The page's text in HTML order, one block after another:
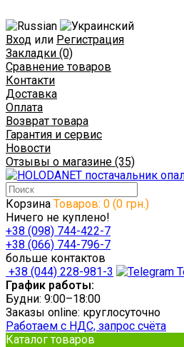
Вход или Регистрация
Закладки (0)
Сравнение товаров
Контакти
Доставка
Оплата
Возврат товара
Гарантия и сервис
Новости
Отзывы о магазине (35)
Корзина Товаров: 0 (0 грн.)
Ничего не куплено!
+38 (098) 744-422-7
+38 (066) 744-796-7
больше контактов
+38 (044) 228-981-3
График работы:
Будни: 9:00–18:00
Заказы online: круглосуточно
Работаем с НДС, запрос счёта
Каталог товаров